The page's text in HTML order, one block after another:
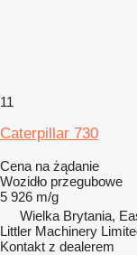
11
Caterpillar 730
Cena na żądanie
Wozidło przegubowe
5 926 m/g
Wielka Brytania,
Littler Machinery
Kontakt z dealerem